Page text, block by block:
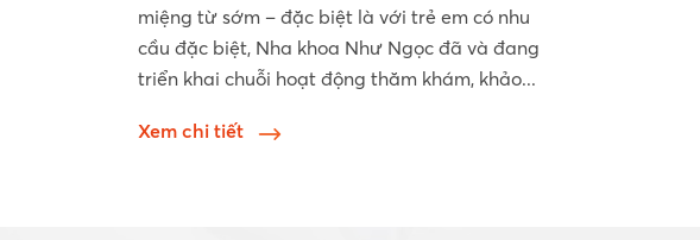
miệng từ sớm – đặc biệt là với trẻ em có nhu
cầu đặc biệt, Nha khoa Như Ngọc đã và đang
triển khai chuỗi hoạt động thăm khám, khảo...
Xem chi tiết